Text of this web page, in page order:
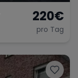
220€
pro Tag